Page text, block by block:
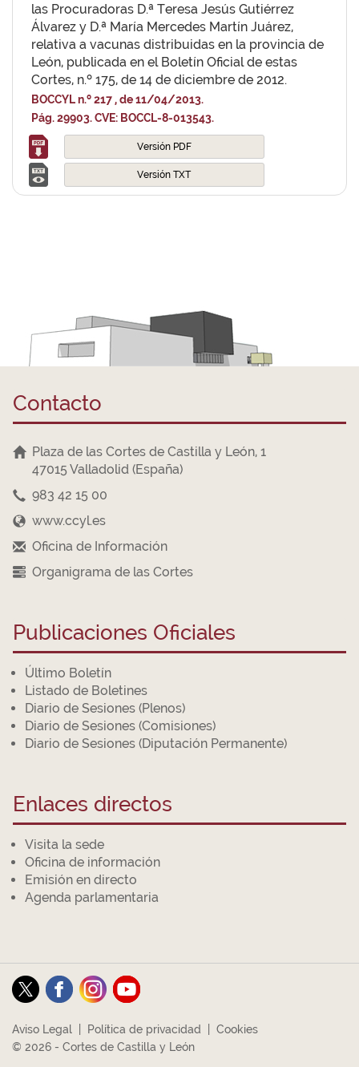
las Procuradoras D.ª Teresa Jesús Gutiérrez
Álvarez y D.ª María Mercedes Martín Juárez,
relativa a vacunas distribuidas en la provincia de
León, publicada en el Boletín Oficial de estas
Cortes, n.º 175, de 14 de diciembre de 2012.
BOCCYL n.º 217 , de 11/04/2013.
Pág. 29903. CVE: BOCCL-8-013543.
Versión PDF
Versión TXT
Contacto
Plaza de las Cortes de Castilla y León, 1
47015 Valladolid (España)
983 42 15 00
www.ccyl.es
Oficina de Información
Organigrama de las Cortes
Publicaciones Oficiales
Último Boletín
Listado de Boletines
Diario de Sesiones (Plenos)
Diario de Sesiones (Comisiones)
Diario de Sesiones (Diputación Permanente)
Enlaces directos
Visita la sede
Oficina de información
Emisión en directo
Agenda parlamentaria
Aviso Legal Política de privacidad
Cookies
© 2026 - Cortes de Castilla y León